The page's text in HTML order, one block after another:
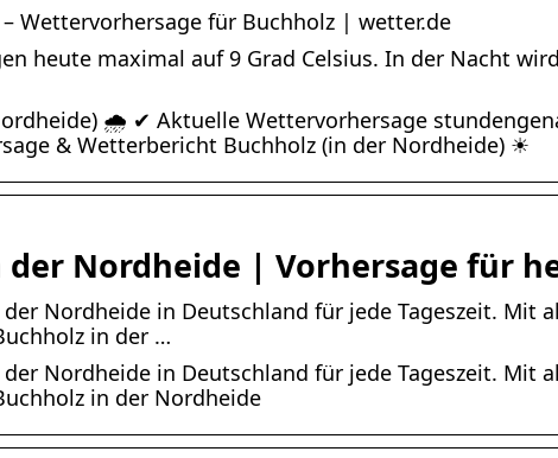
Wettervorhersage für Buchholz | wetter.de
heute maximal auf 9 Grad Celsius. In der Nacht
🌧️ ✔ Aktuelle Wettervorhersage
& Wetterbericht Buchholz (in der Nordheide) ☀
Nordheide | Vorhersage für
Nordheide in Deutschland für jede Tageszeit. Mit
in der …
Nordheide in Deutschland für jede Tageszeit. Mit
in der Nordheide